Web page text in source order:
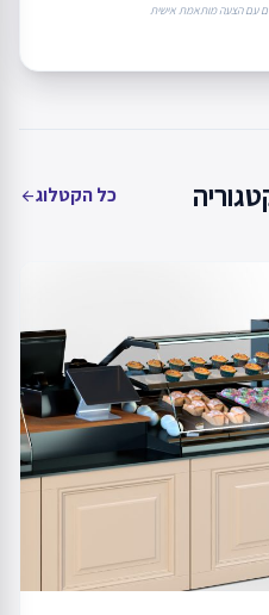
עם הצעה מותאמת אישית
כל הקטלוגarrow_back